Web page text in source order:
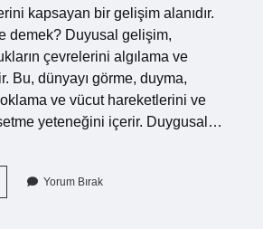
kapsayan bir gelişim alanıdır.
demek? Duyusal gelişim,
çevrelerini algılama ve
Bu, dünyayı görme, duyma,
ve vücut hareketlerini ve
yeteneğini içerir. Duygusal…
Yorum Bırak